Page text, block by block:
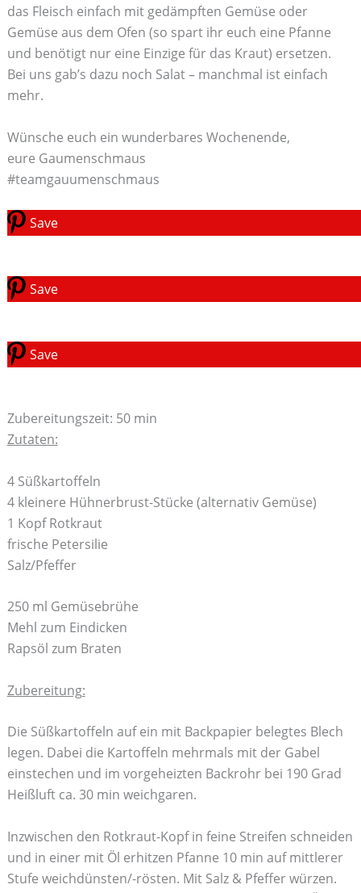
das Fleisch einfach mit gedämpften Gemüse oder
Gemüse aus dem Ofen (so spart ihr euch eine Pfanne
und benötigt nur eine Einzige für das Kraut) ersetzen.
Bei uns gab’s dazu noch Salat – manchmal ist einfach
mehr.
Wünsche euch ein wunderbares Wochenende,
eure Gaumenschmaus
#teamgauumenschmaus
Save
Save
Save
Zubereitungszeit: 50 min
Zutaten:
4 Süßkartoffeln
4 kleinere Hühnerbrust-Stücke (alternativ Gemüse)
1 Kopf Rotkraut
frische Petersilie
Salz/Pfeffer
250 ml Gemüsebrühe
Mehl zum Eindicken
Rapsöl zum Braten
Zubereitung:
Die Süßkartoffeln auf ein mit Backpapier belegtes Blech
legen. Dabei die Kartoffeln mehrmals mit der Gabel
einstechen und im vorgeheizten Backrohr bei 190 Grad
Heißluft ca. 30 min weichgaren.
Inzwischen den Rotkraut-Kopf in feine Streifen schneiden
und in einer mit Öl erhitzen Pfanne 10 min auf mittlerer
Stufe weichdünsten/-rösten. Mit Salz & Pfeffer würzen.